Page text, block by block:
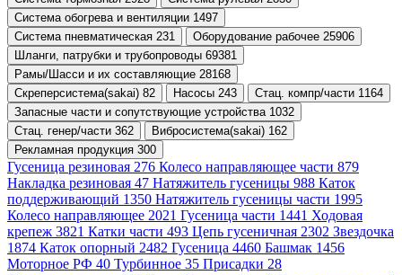
Система обогрева и вентиляции 1497
Система пневматическая 231
Оборудование рабочее 25906
Шланги, патрубки и трубопроводы 69381
Рамы/Шасси и их составляющие 28168
Скреперсистема(sakai) 82
Насосы 243
Стац. компр/части 1164
Запасные части и сопутствующие устройства 1032
Стац. генер/части 362
Вибросистема(sakai) 162
Рекламная продукция 300
Гусеница резиновая 276 Колесо направляющее части 879
Накладка резиновая 47 Натяжитель гусеницы 988 Каток
поддерживающий 1350 Натяжитель гусеницы части 1995
Колесо направляющее 2021 Гусеница части 1441 Ходовая
крепеж 3821 Катки части 493 Цепь гусеничная 2302 Звездочка
1874 Каток опорный 2482 Гусеница 4460 Башмак 1456
Моторное РФ 40 Турбинное 35 Присадки 28